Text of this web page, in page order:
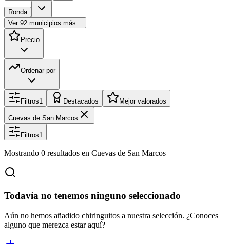
Ronda
Ver 92 municipios más...
Precio
Ordenar por
Filtros1 Destacados Mejor valorados
Cuevas de San Marcos
Filtros1
Mostrando 0 resultados en Cuevas de San Marcos
Todavía no tenemos ninguno seleccionado
Aún no hemos añadido chiringuitos a nuestra selección. ¿Conoces
alguno que merezca estar aquí?